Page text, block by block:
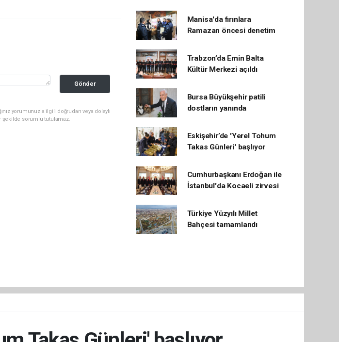
Gönder
yorumunuzla ilgili doğrudan veya dolaylı
şekilde sorumlu tutulamaz.
Manisa'da fırınlara
Ramazan öncesi denetim
Trabzon’da Emin Balta
Kültür Merkezi açıldı
Bursa Büyükşehir patili
dostların yanında
Eskişehir’de 'Yerel Tohum
Takas Günleri' başlıyor
Cumhurbaşkanı Erdoğan ile
İstanbul'da Kocaeli zirvesi
Türkiye Yüzyılı Millet
Bahçesi tamamlandı